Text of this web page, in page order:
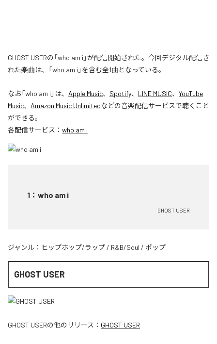
GHOST USERの「who am i」が配信開始された。今回デジタル配信さ
れた楽曲は、「who am i」を含む全1曲となっている。
なお「who am i 」は、 Apple Music、 Spotify、 LINE MUSIC、 YouTube
Music、 Amazon Music Unlimitedなどの音楽配信サービスで聴くこと
ができる。
各配信サービス： who am i
1 ： who am i
GHOST USER
ジャンル： ヒップホップ/ラップ / R&B/Soul / ポップ
GHOST USER
GHOST USERの他のリリース： GHOST USER